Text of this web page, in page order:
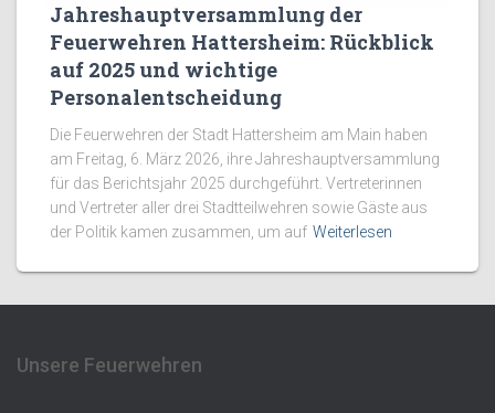
Jahreshauptversammlung der
Feuerwehren Hattersheim: Rückblick
auf 2025 und wichtige
Personalentscheidung
Die Feuerwehren der Stadt Hattersheim am Main haben
am Freitag, 6. März 2026, ihre Jahreshauptversammlung
für das Berichtsjahr 2025 durchgeführt. Vertreterinnen
und Vertreter aller drei Stadtteilwehren sowie Gäste aus
der Politik kamen zusammen, um auf Weiterlesen
Unsere Feuerwehren